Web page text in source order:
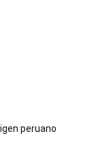
peruano